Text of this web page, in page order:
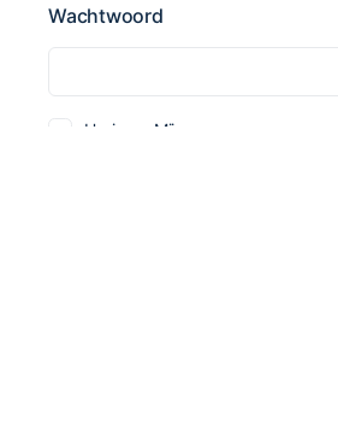
Wachtwoord
Herinner Mij